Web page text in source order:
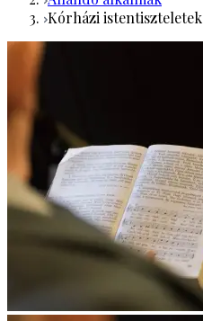
Kórházi istentiszteletek